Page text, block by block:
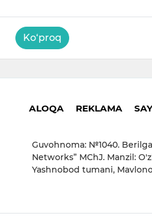
Ko‘proq
ALOQA REKLAMA
Guvohnoma: №1040.
Networks” MChJ. Manzil:
Yashnobod tumani,